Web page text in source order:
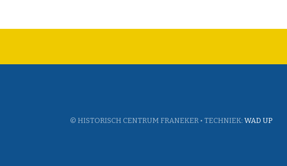
© HISTORISCH CENTRUM FRANEKER • TECHNIEK: WAD UP